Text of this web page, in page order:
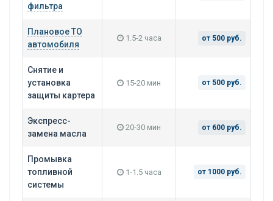
фильтра
Плановое ТО
автомобиля
1.5-2 часа от 500 руб.
Снятие и
установка
защиты картера
15-20 мин от 500 руб.
Экспресс-
замена масла
20-30 мин от 600 руб.
Промывка
топливной
системы
1-1.5 часа от 1000 руб.